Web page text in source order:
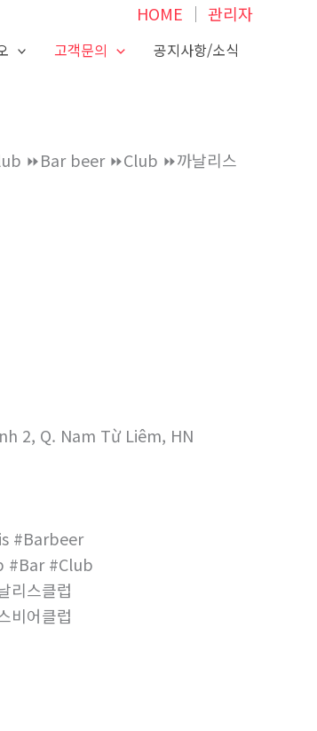
HOME │ 관리자
고객문의 공지사항/소식
⏩Bar beer ⏩‍‍Club ‍‍⏩까날리스
2, Q. Nam Từ Liêm, HN
#Barbeer
#Bar #Club
리스클럽
비어클럽